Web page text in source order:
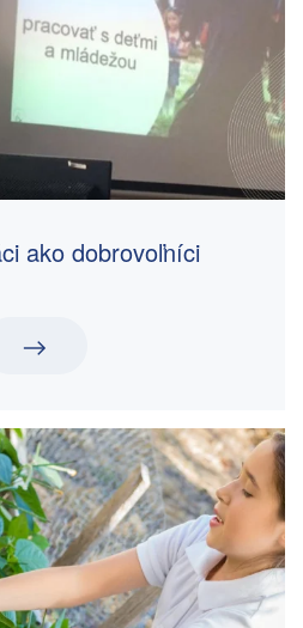
ako dobrovoľníci